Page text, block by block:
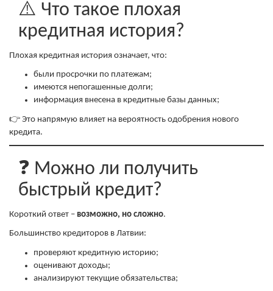
⚠️ Что такое плохая
кредитная история?
Плохая кредитная история означает, что:
были просрочки по платежам;
имеются непогашенные долги;
информация внесена в кредитные базы данных;
👉 Это напрямую влияет на вероятность одобрения нового
кредита.
❓ Можно ли получить
быстрый кредит?
Короткий ответ – возможно, но сложно.
Большинство кредиторов в Латвии:
проверяют кредитную историю;
оценивают доходы;
анализируют текущие обязательства;